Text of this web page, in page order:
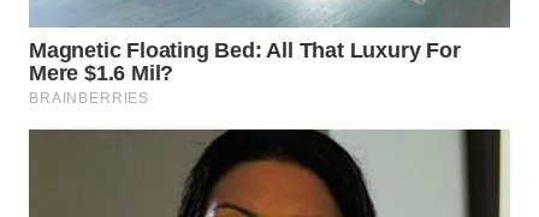
SAMOSIR
WN
PADANG